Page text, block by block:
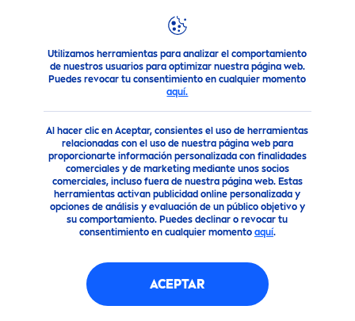
Utilizamos herramientas para analizar el comportamiento
de nuestros usuarios para optimizar nuestra página web.
Puedes revocar tu consentimiento en cualquier momento
aquí.
Al hacer clic en Aceptar, consientes el uso de herramientas
relacionadas con el uso de nuestra página web para
proporcionarte información personalizada con finalidades
comerciales y de marketing mediante unos socios
comerciales, incluso fuera de nuestra página web. Estas
herramientas activan publicidad online personalizada y
opciones de análisis y evaluación de un público objetivo y
su comportamiento. Puedes declinar o revocar tu
consentimiento en cualquier momento aquí.
ACEPTAR
Productos NIVEA MEN Desodorantes Desodorante
ANTITRANSPIRANTE EN ROLL
ONDEEPBEAT 50ML